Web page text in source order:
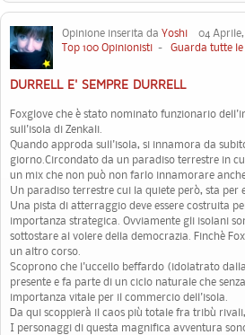
Opinione inserita da Yoshi 04 Aprile,
Top 100 Opinionisti - Guarda tutte
DURRELL E' SEMPRE DURRELL
Foxglove che è stato nominato funzionario
sull'isola di Zenkali.
Quando approda sull'isola, si innamora da
giorno.Circondato da un paradiso terrestre in
un mix che non può non farlo innamorare
Un paradiso terrestre cui la quiete però, sta per
Una pista di atterraggio deve essere costruita
importanza strategica. Ovviamente gli isolani
sottostare al volere della democrazia. Finchè
un altro corso.
Scoprono che l'uccello beffardo (idolatrato
presente e fa parte di un ciclo naturale che
importanza vitale per il commercio dell'isola.
Da qui scoppierà il caos più totale fra tribù
I personaggi di questa magnifica avventura